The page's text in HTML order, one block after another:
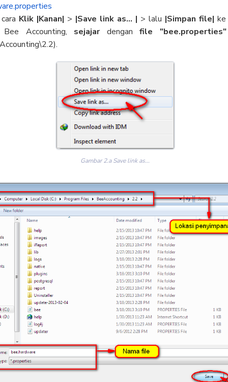
Klik |Kanan| > |Save link as... | > lalu |Simpan file|
Accounting, sejajardenganfile "bee.properties"
Gambar 2.a Save link as...